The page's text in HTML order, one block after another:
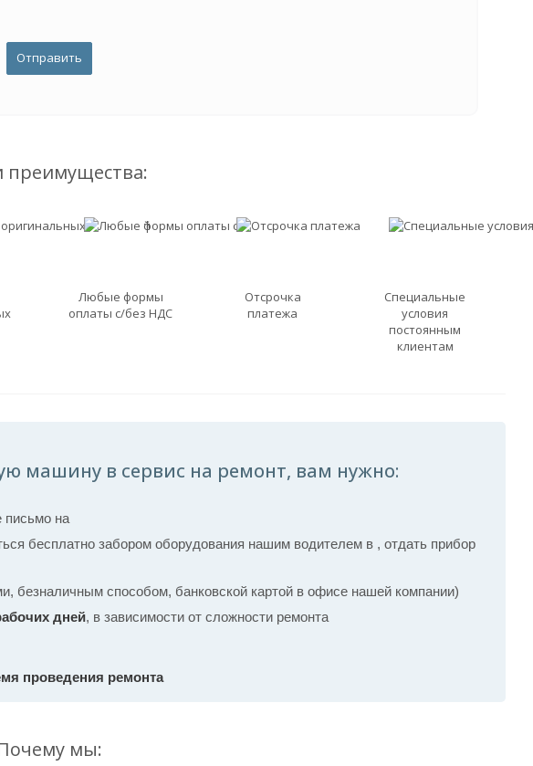
Любые формы
оплаты с/без НДС
Отсрочка
платежа
Специальные
условия
постоянным
клиентам
машину в сервис на ремонт, вам нужно:
письмо на
бесплатно забором оборудования нашим водителем в , отдать прибор
безналичным способом, банковской картой в офисе нашей компании)
дней, в зависимости от сложности ремонта
проведения ремонта
мы: